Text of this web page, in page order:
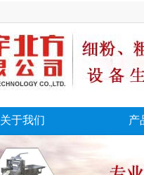
关于我们 产